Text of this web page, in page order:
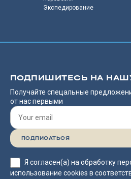
Экспедирование
ПОДПИШИТЕСЬ НА
Получайте спецальные
от нас первыми
Я согласен(а) на обработку
использование cookies в